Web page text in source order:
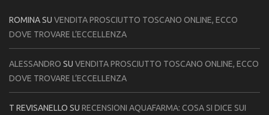
ROMINASU VENDITA PROSCIUTTO TOSCANO ONLINE, ECCO
DOVE TROVARE L’ECCELLENZA
ALESSANDRO SU VENDITA PROSCIUTTO TOSCANO ONLINE, ECCO
DOVE TROVARE L’ECCELLENZA
T REVISANELLO SU RECENSIONI AQUAFARMA: COSA SI DICE SUI